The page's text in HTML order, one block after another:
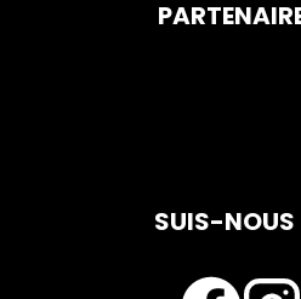
SUIS-